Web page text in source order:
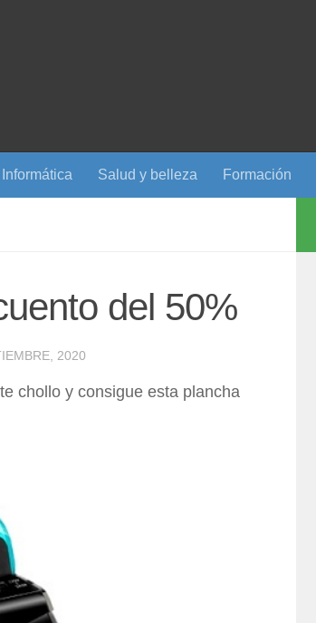
Informática Salud y belleza Formación
del 50%
2020
chollo y consigue esta plancha